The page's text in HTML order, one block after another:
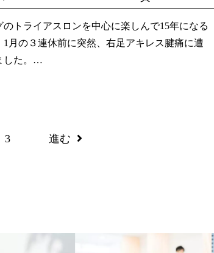
鍼治療していただくことで効果が大きく私の
いる。
態でいられると楽な体勢が保てます。）
トライアスロンを中心に楽しんで15年になる
月の３連休前に突然、右足アキレス腱痛に遭
た。
ン協会でオリンピアん等の一流スポーツ選手を
続けた結果、１週間後にかなり痛みが和らぎ2月
3 進む